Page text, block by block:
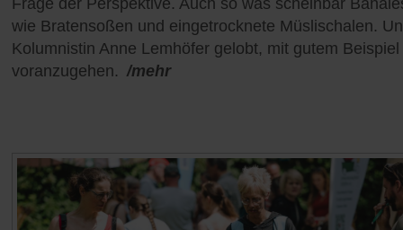
wie Bratensoßen und eingetrocknete Müslischalen.
Kolumnistin Anne Lemhöfer gelobt, mit gutem Beispiel
voranzugehen. /mehr